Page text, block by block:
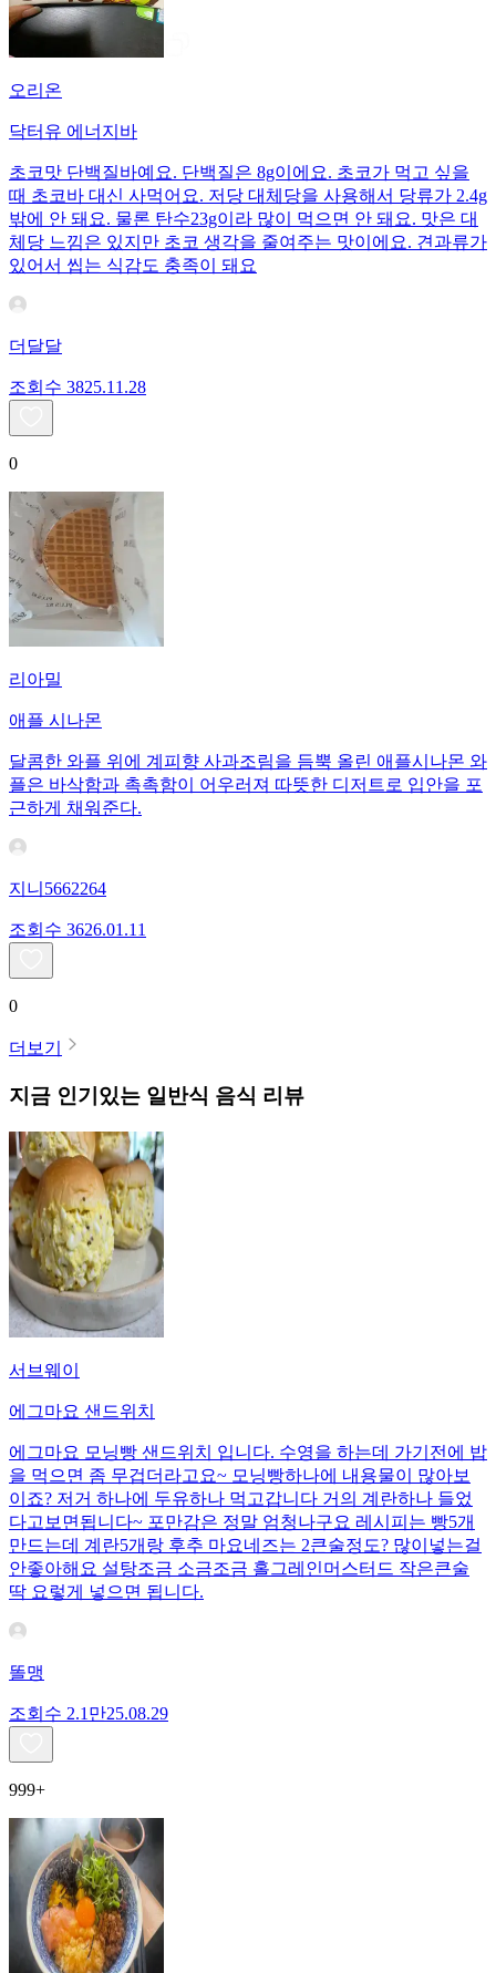
오리온
닥터유 에너지바
초코맛 단백질바예요. 단백질은 8g이에요. 초코가 먹고 싶을
때 초코바 대신 사먹어요. 저당 대체당을 사용해서 당류가 2.4g
밖에 안 돼요. 물론 탄수23g이라 많이 먹으면 안 돼요. 맛은 대
체당 느낌은 있지만 초코 생각을 줄여주는 맛이에요. 견과류가
있어서 씹는 식감도 충족이 돼요
더달달
조회수 3825.11.28
0
리아밀
애플 시나몬
달콤한 와플 위에 계피향 사과조림을 듬뿍 올린 애플시나몬 와
플은 바삭함과 촉촉함이 어우러져 따뜻한 디저트로 입안을 포
근하게 채워준다.
지니5662264
조회수 3626.01.11
0
더보기
지금 인기있는 일반식 음식 리뷰
서브웨이
에그마요 샌드위치
에그마요 모닝빵 샌드위치 입니다. 수영을 하는데 가기전에 밥
을 먹으면 좀 무겁더라고요~ 모닝빵하나에 내용물이 많아보
이죠? 저거 하나에 두유하나 먹고갑니다 거의 계란하나 들었
다고보면됩니다~ 포만감은 정말 엄청나구요 레시피는 빵5개
만드는데 계란5개랑 후추 마요네즈는 2큰술정도? 많이넣는걸
안좋아해요 설탕조금 소금조금 홀그레인머스터드 작은큰술
딱 요렇게 넣으면 됩니다.
똘맹
조회수 2.1만25.08.29
999+